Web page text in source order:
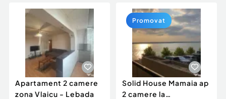
Servicii
Animale de companie
Afaceri și echipamente profesionale
Inchiriere Bunuri si Vehicule
Utilaje agricole si industriale
Piese auto si accesorii
Dacia Duster
Apartament 2 camere
zona Vlaicu - Lebada
Solid House Mamaia ap
2 camere la
Promovat